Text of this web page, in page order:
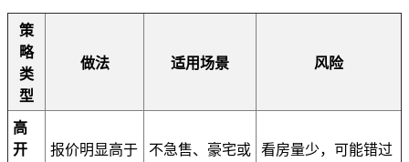
策
略
类
型
做法 适用场景 风险
高
开
报价明显高于
不急售、豪宅或
看房量少，可能错过